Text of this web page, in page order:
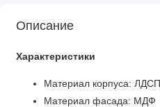
Описание
Характеристики
Материал корпуса: ЛДСП
Материал фасада: МДФ